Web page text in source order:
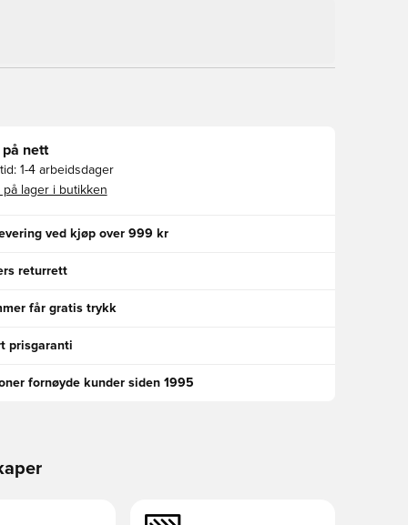
nett
1-4 arbeidsdager
på lager i butikken
ved kjøp over 999 kr
returrett
får gratis trykk
prisgaranti
fornøyde kunder siden 1995